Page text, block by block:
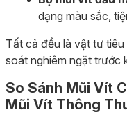
dạng màu sắc,
Tất cả đều là vật tư
soát nghiêm ngặt trước
So Sánh Mũi Vít
Mũi Vít Thông